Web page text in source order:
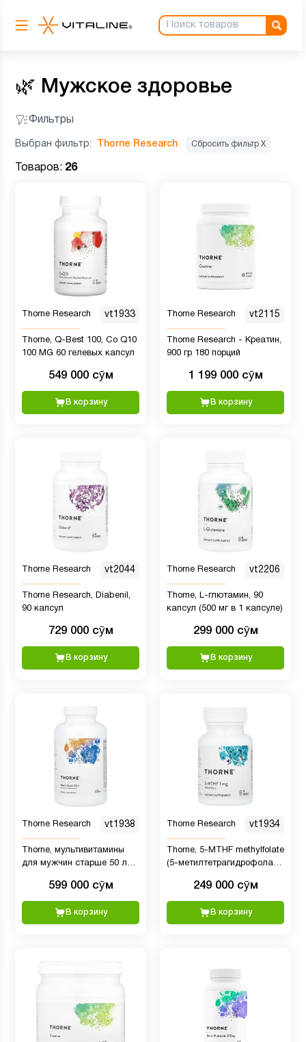
🌿 Мужское здоровье
Фильтры
Выбран фильтр: Thorne Research Сбросить фильтр Х
Товаров: 26
Thorne Research vt1933
Thorne, Q-Best 100, Co Q10
100 MG 60 гелевых капсул
549 000 сӯм
В корзину
Thorne Research vt2115
Thorne Research - Креатин,
900 гр 180 порций
1 199 000 сӯм
В корзину
Thorne Research vt2044
Thorne Research, Diabenil,
90 капсул
729 000 сӯм
В корзину
Thorne Research vt2206
Thorne, L-глютамин, 90
капсул (500 мг в 1 капсуле)
299 000 сӯм
В корзину
Thorne Research vt1938
Thorne, мультивитамины
для мужчин старше 50 лет,
599 000 сӯм
В корзину
Thorne Research vt1934
Thorne, 5-MTHF methylfolate
(5-метилтетрагидрофолат),
249 000 сӯм
В корзину